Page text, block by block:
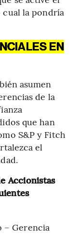
cual la pondría
EN
asumen
de la
que han
S&P y Fitch
el
Accionistas
– Gerencia